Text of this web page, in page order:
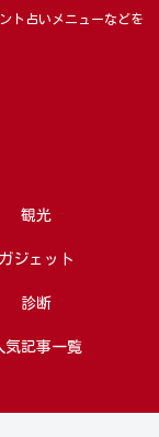
ント占いメニューなどを
観光
ガジェット
診断
気記事一覧